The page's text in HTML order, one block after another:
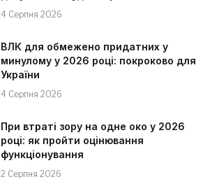
4 Серпня 2026
ВЛК для обмежено придатних у
минулому у 2026 році: покроково для
України
4 Серпня 2026
При втраті зору на одне око у 2026
році: як пройти оцінювання
функціонування
2 Серпня 2026